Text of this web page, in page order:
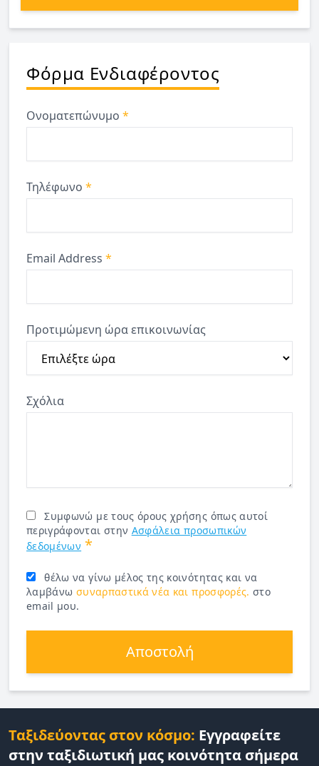
Φόρμα Ενδιαφέροντος
Ονοματεπώνυμο *
Τηλέφωνο *
Email Address *
Προτιμώμενη ώρα επικοινωνίας
Σχόλια
Συμφωνώ με τους όρους χρήσης όπως αυτοί
περιγράφονται στην Ασφάλεια προσωπικών
δεδομένων *
θέλω να γίνω μέλος της κοινότητας και να
λαμβάνω συναρπαστικά νέα και προσφορές. στο
email μου.
Αποστολή
Ταξιδεύοντας στον κόσμο: Εγγραφείτε
στην ταξιδιωτική μας κοινότητα σήμερα